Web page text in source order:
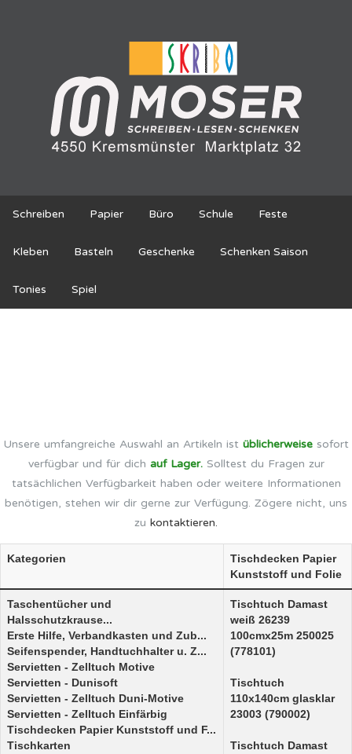
Schreiben Papier Büro Schule Feste
Kleben Basteln Geschenke Schenken Saison
Tonies Spiel
Unsere umfangreiche Auswahl an Artikeln ist üblicherweise sofort
verfügbar und für dich auf Lager.Solltest du Fragen zur
tatsächlichen Verfügbarkeit haben oder weitere Informationen
benötigen, stehen wir dir gerne zur Verfügung. Zögere nicht, uns
zu kontaktieren.
Kategorien
Tischdecken Papier
Kunststoff und Folie
Taschentücher und
Halsschutzkrause...
Erste Hilfe, Verbandkasten und Zub...
Seifenspender, Handtuchhalter u. Z...
Servietten - Zelltuch Motive
Servietten - Dunisoft
Servietten - Zelltuch Duni-Motive
Servietten - Zelltuch Einfärbig
Tischdecken Papier Kunststoff und F...
Tischkarten
Tischtuch Damast
weiß 26239
100cmx25m 250025
(778101)
Tischtuch
110x140cm glasklar
23003 (790002)
Tischtuch Damast